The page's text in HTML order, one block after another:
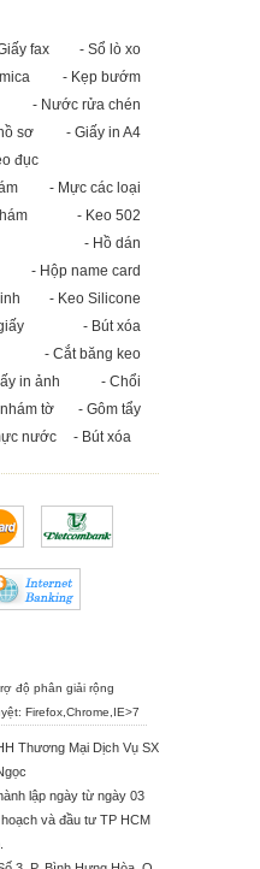
fax
- Sổ lò xo
- Kẹp bướm
- Nước rửa chén
sơ
- Giấy in A4
đục
- Mực các loại
- Keo 502
- Hồ dán
- Hộp name card
- Keo Silicone
- Bút xóa
- Cắt băng keo
in ảnh
- Chổi
tờ
- Gôm tẩy
nước - Bút xóa
độ phân giải rộng
Firefox,Chrome,IE>7
Thương Mại Dịch Vụ SX
lập ngày từ ngày 03
và đầu tư TP HCM